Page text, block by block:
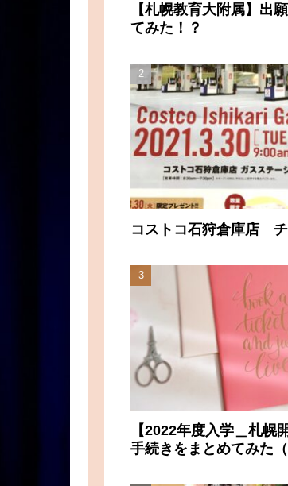
【札幌教育大附属】出
てみた！？
コストコ石狩倉庫店 チ
【2022年度入学＿札幌
手続きをまとめてみた